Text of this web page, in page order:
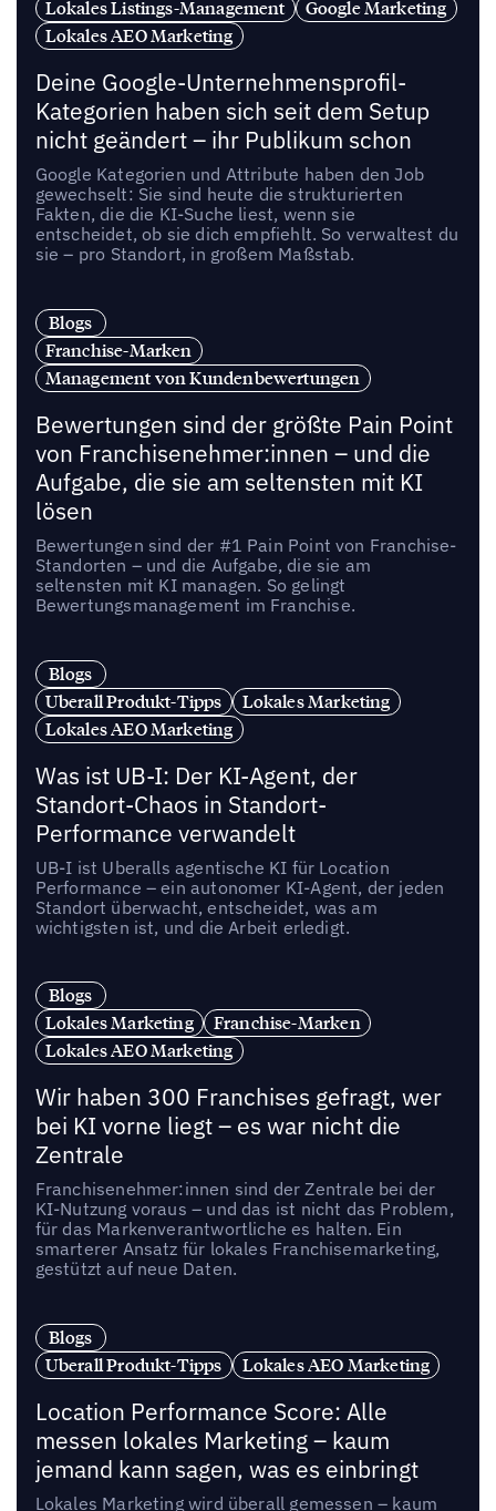
Lokales Listings-Management
Google Marketing
Lokales AEO Marketing
Deine Google-Unternehmensprofil-
Kategorien haben sich seit dem Setup
nicht geändert – ihr Publikum schon
Google Kategorien und Attribute haben den Job
gewechselt: Sie sind heute die strukturierten
Fakten, die die KI-Suche liest, wenn sie
entscheidet, ob sie dich empfiehlt. So verwaltest du
sie – pro Standort, in großem Maßstab.
Blogs
Franchise-Marken
Management von Kundenbewertungen
Bewertungen sind der größte Pain Point
von Franchisenehmer:innen – und die
Aufgabe, die sie am seltensten mit KI
lösen
Bewertungen sind der #1 Pain Point von Franchise-
Standorten – und die Aufgabe, die sie am
seltensten mit KI managen. So gelingt
Bewertungsmanagement im Franchise.
Blogs
Uberall Produkt-Tipps
Lokales Marketing
Lokales AEO Marketing
Was ist UB-I: Der KI-Agent, der
Standort-Chaos in Standort-
Performance verwandelt
UB-I ist Uberalls agentische KI für Location
Performance – ein autonomer KI-Agent, der jeden
Standort überwacht, entscheidet, was am
wichtigsten ist, und die Arbeit erledigt.
Blogs
Lokales Marketing
Franchise-Marken
Lokales AEO Marketing
Wir haben 300 Franchises gefragt, wer
bei KI vorne liegt – es war nicht die
Zentrale
Franchisenehmer:innen sind der Zentrale bei der
KI-Nutzung voraus – und das ist nicht das Problem,
für das Markenverantwortliche es halten. Ein
smarterer Ansatz für lokales Franchisemarketing,
gestützt auf neue Daten.
Blogs
Uberall Produkt-Tipps
Lokales AEO Marketing
Location Performance Score: Alle
messen lokales Marketing – kaum
jemand kann sagen, was es einbringt
Lokales Marketing wird überall gemessen – kaum